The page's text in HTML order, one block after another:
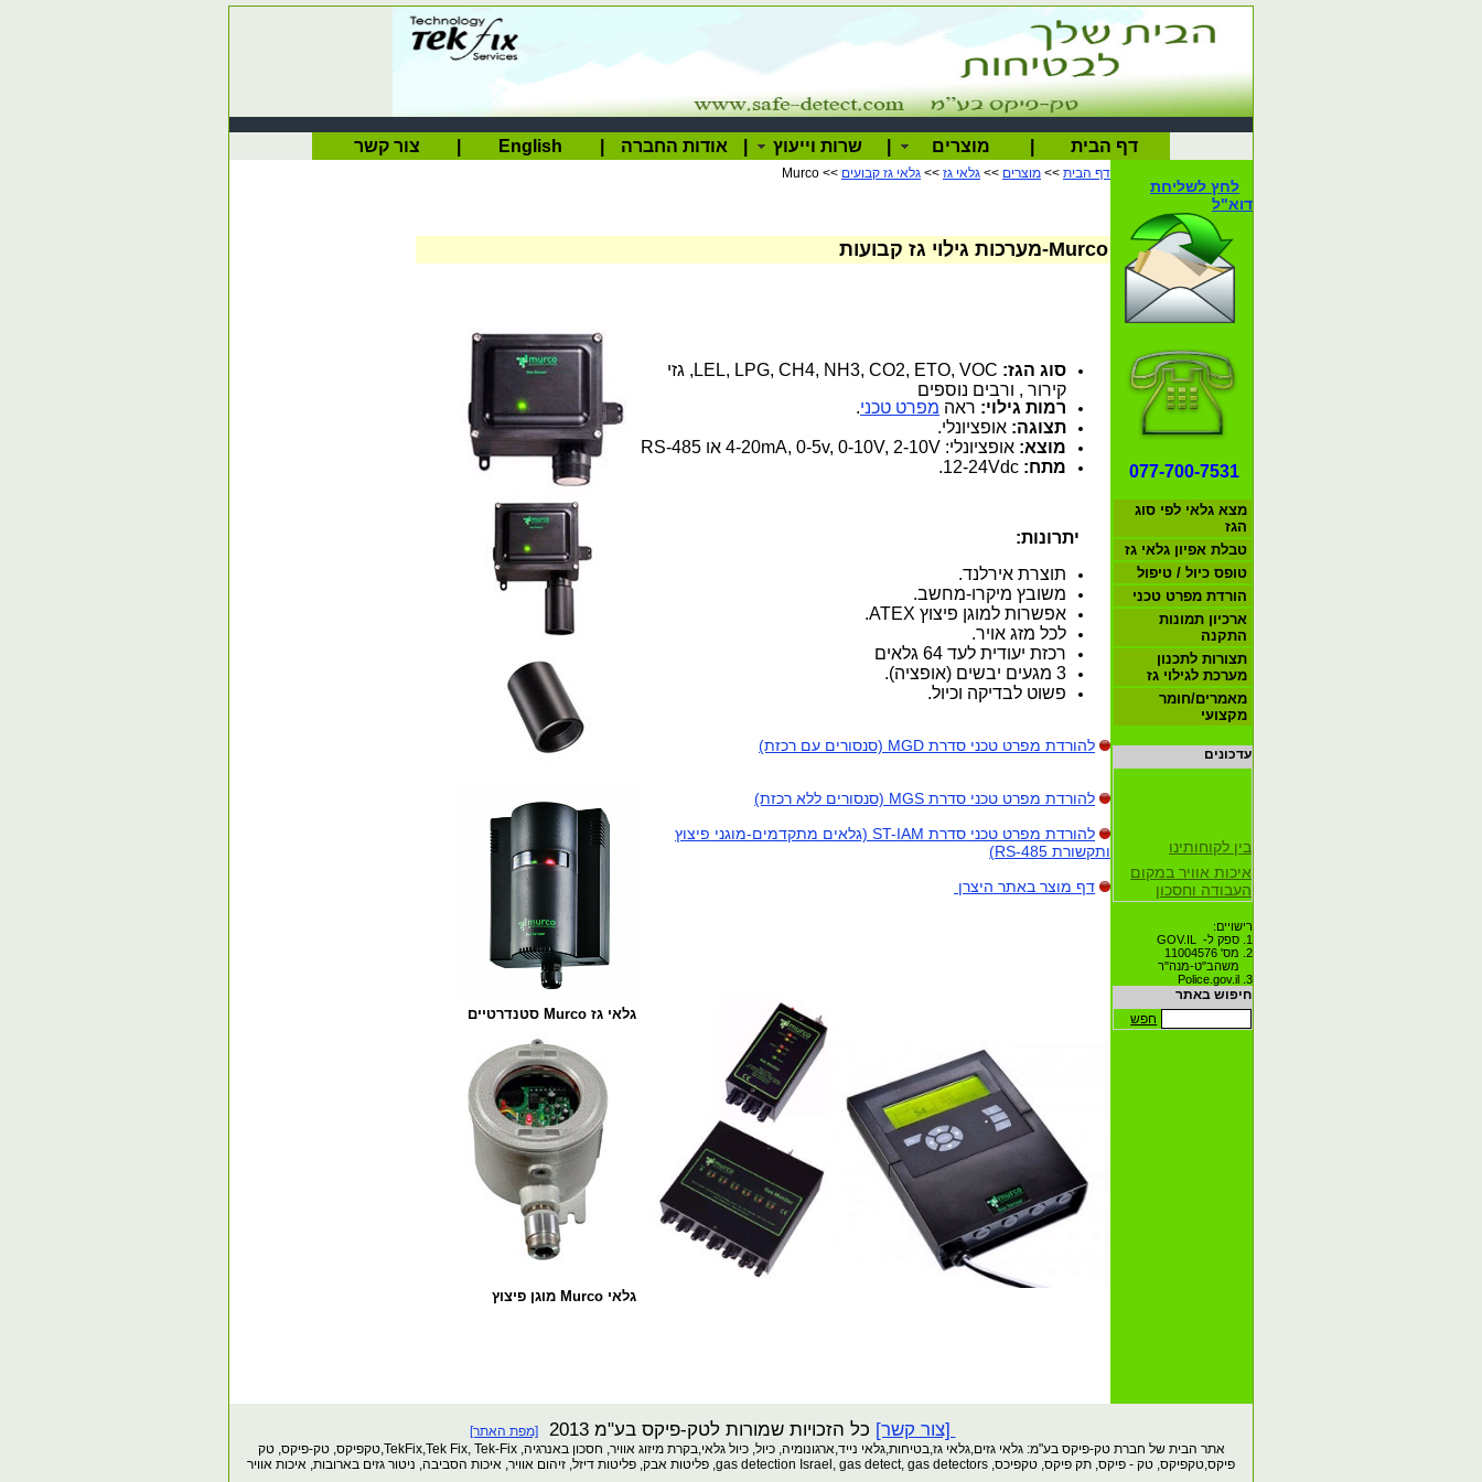
דף הבית מוצרים שרות וייעוץ אודות החברה English צור קשר
לחץ לשליחת
דוא"ל
077-700-7531
מצא גלאי לפי סוג
הגז
טבלת אפיון גלאי גז
טופס כיול / טיפול
הורדת מפרט טכני
ארכיון תמונות
התקנה
תצורות לתכנון
מערכת לגילוי גז
מאמרים/חומר
מקצועי
עדכונים
בין לקוחותינו
איכות אוויר במקום
העבודה וחסכון
באנרגיה
מאמרים חדשים
בקטגוריית מאמרים
רישויים:
1. ספק ל- GOV.IL
2. מס' 11004576
משהב"ט-מנה"ר
3. Police.gov.il
חיפוש באתר
חפש
דף הבית >> מוצרים >> גלאי גז >> גלאי גז קבועים >> Murco
Murco-מערכות גילוי גז קבועות
סוג הגז: LEL, LPG, CH4, NH3, CO2, ETO, VOC, גזי
קירור , ורבים נוספים
רמות גילוי: ראה מפרט טכני.
תצוגה: אופציונלי.
מוצא: אופציונלי: 4-20mA, 0-5v, 0-10V, 2-10V או RS-485
מתח: 12-24Vdc.
יתרונות:
תוצרת אירלנד.
משובץ מיקרו-מחשב.
אפשרות למוגן פיצוץ ATEX
.
לכל מזג אויר.
רכזת יעודית לעד 64 גלאים
3 מגעים יבשים (אופציה).
פשוט לבדיקה וכיול.
להורדת מפרט טכני סדרת MGD (סנסורים עם רכזת)
להורדת מפרט טכני סדרת MGS (סנסורים ללא רכזת)
להורדת מפרט טכני סדרת ST-IAM (גלאים מתקדמים-מוגני פיצוץ
ותקשורת RS-485)
דף מוצר באתר היצרן
גלאי גז Murco סטנדרטיים
גלאי Murco מוגן פיצוץ
[צור קשר] כל הזכויות שמורות לטק-פיקס בע"מ 2013
[מפת האתר]
אתר הבית של חברת טק-פיקס בע"מ:
גלאי גזים,גלאי גז,בטיחות,גלאי נייד,ארגונומיה, כיול, כיול גלאי,בקרת מיזוג אוויר, חסכון באנרגיה, TekFix,Tek Fix, Tek-Fix,טקפיקס, טק-פיקס, טק
פיקס,טקפיקס, טק - פיקס, תק פיקס, טקפיכס, gas detection Israel, gas detect, gas detectors, פליטות אבק, פליטות דיזל, זיהום אוויר, איכות הסביבה, ניטור גזים בארובות, איכות אוויר